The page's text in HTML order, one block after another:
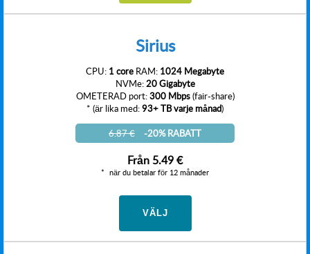
Sirius
CPU: 1 core RAM: 1024 Megabyte
NVMe:20 Gigabyte
OMETERAD port:300 Mbps(fair-share)
* (är lika med:93+ TB varje månad)
6.87 €
-20% RABATT
Från 5.49 €
när du betalar för 12 månader
VÄLJ